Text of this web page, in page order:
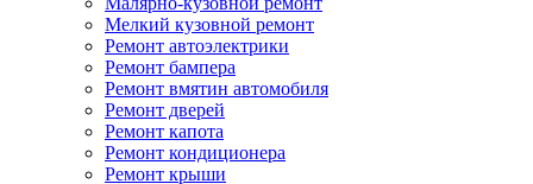
Мелкий кузовной ремонт
Ремонт автоэлектрики
Ремонт бампера
Ремонт вмятин автомобиля
Ремонт дверей
Ремонт капота
Ремонт кондиционера
Ремонт крыши